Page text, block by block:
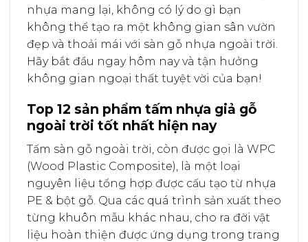
nhựa mang lại, không có lý do gì bạn
không thể tạo ra một không gian sân vườn
đẹp và thoải mái với sàn gỗ nhựa ngoài trời.
Hãy bắt đầu ngay hôm nay và tận hưởng
không gian ngoại thất tuyệt vời của bạn!
Top 12 sản phẩm tấm nhựa giả gỗ
ngoài trời tốt nhất hiện nay
Tấm sàn gỗ ngoài trời, còn được gọi là WPC
(Wood Plastic Composite), là một loại
nguyên liệu tổng hợp được cấu tạo từ nhựa
PE & bột gỗ. Qua các quá trình sản xuất theo
từng khuôn mẫu khác nhau, cho ra đời vật
liệu hoàn thiện được ứng dụng trong trang